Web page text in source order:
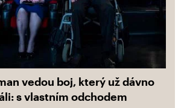
vedou boj, který už dávno
s vlastním odchodem